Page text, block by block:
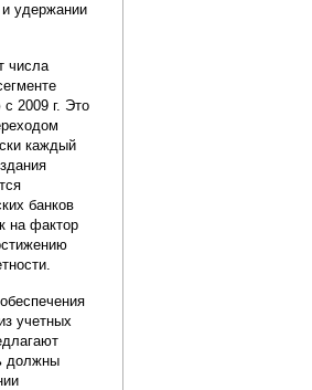
удержании
числа
2009 г. Это
каждый
банков
на фактор
учетных
должны